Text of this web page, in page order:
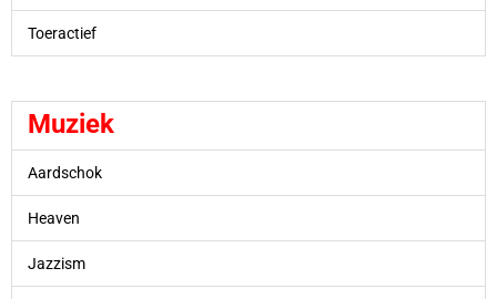
Toeractief
Muziek
Aardschok
Heaven
Jazzism